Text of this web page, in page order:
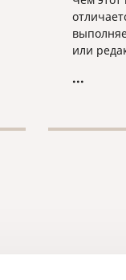
или
имена
...